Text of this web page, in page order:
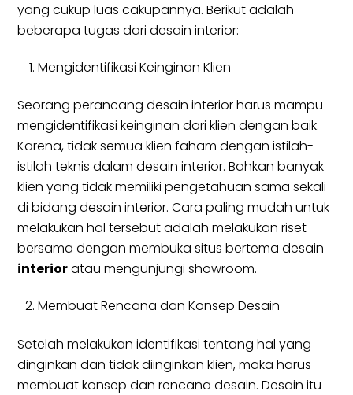
yang cukup luas cakupannya. Berikut adalah
beberapa tugas dari desain interior:
Mengidentifikasi Keinginan Klien
Seorang perancang desain interior harus mampu
mengidentifikasi keinginan dari klien dengan baik.
Karena, tidak semua klien faham dengan istilah-
istilah teknis dalam desain interior. Bahkan banyak
klien yang tidak memiliki pengetahuan sama sekali
di bidang desain interior. Cara paling mudah untuk
melakukan hal tersebut adalah melakukan riset
bersama dengan membuka situs bertema desain
interioratau mengunjungi showroom.
Membuat Rencana dan Konsep Desain
Setelah melakukan identifikasi tentang hal yang
dinginkan dan tidak diinginkan klien, maka harus
membuat konsep dan rencana desain. Desain itu